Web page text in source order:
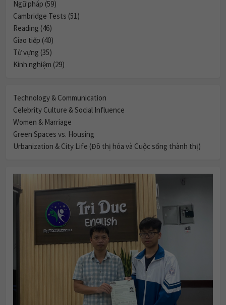
Ngữ pháp (59)
Cambridge Tests (51)
Reading (46)
Giao tiếp (40)
Từ vựng (35)
Kinh nghiệm (29)
Technology & Communication
Celebrity Culture & Social Influence
Women & Marriage
Green Spaces vs. Housing
Urbanization & City Life (Đô thị hóa và Cuộc sống thành thị)